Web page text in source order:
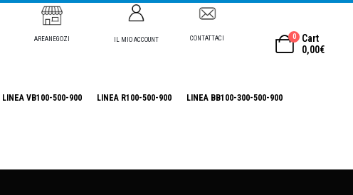
AREANEGOZI IL MIO ACCOUNT CONTATTACI 0
Cart
0,00€
LINEA VB100-500-900 LINEA R100-500-900 LINEA BB100-300-500-900